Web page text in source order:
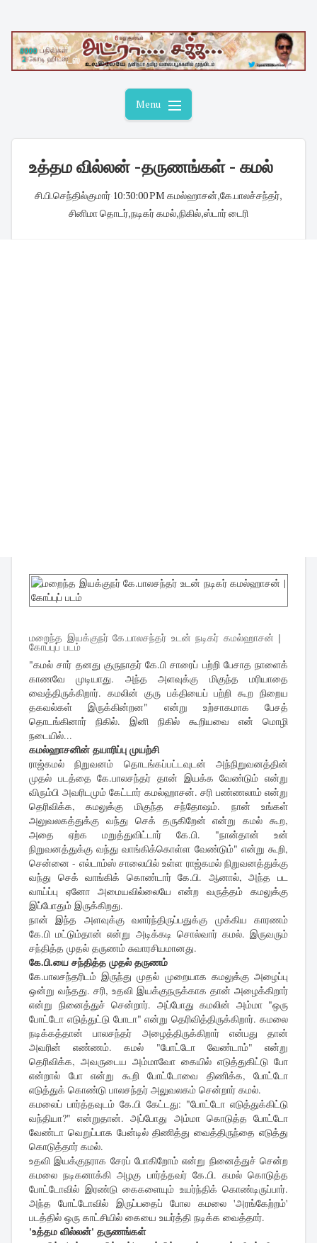
content
Menu
உத்தம வில்லன் -தருணங்கள் - கமல்
சி.பி.செந்தில்குமார் 10:30:00 PM கமல்ஹாசன்,கே.பாலச்சந்தர்,
சினிமா தொடர்,நடிகர் கமல்,நிகில்,ஸ்டார் டைரி
மறைந்த இயக்குநர் கே.பாலசந்தர் உடன் நடிகர் கமல்ஹாசன் |
கோப்புப் படம்
"கமல் சார் தனது குருநாதர் கே.பி சாரைப் பற்றி பேசாத நாளைக்
காணவே முடியாது. அந்த அளவுக்கு மிகுந்த மரியாதை
வைத்திருக்கிறார். கமலின் குரு பக்தியைப் பற்றி கூற நிறைய
தகவல்கள் இருக்கின்றன" என்று உற்சாகமாக பேசத்
தொடங்கினார் நிகில். இனி நிகில் கூறியவை என் மொழி
நடையில்...
கமல்ஹாசனின் தயாரிப்பு முயற்சி
ராஜ்கமல் நிறுவனம் தொடங்கப்பட்டவுடன் அந்நிறுவனத்தின்
முதல் படத்தை கே.பாலசந்தர் தான் இயக்க வேண்டும் என்று
விரும்பி அவரிடமும் கேட்டார் கமல்ஹாசன். சரி பண்ணலாம் என்று
தெரிவிக்க, கமலுக்கு மிகுந்த சந்தோஷம். நான் உங்கள்
அலுவலகத்துக்கு வந்து செக் தருகிறேன் என்று கமல் கூற,
அதை ஏற்க மறுத்துவிட்டார் கே.பி. "நான்தான் உன்
நிறுவனத்துக்கு வந்து வாங்கிக்கொள்ள வேண்டும்" என்று கூறி,
சென்னை - எல்டாம்ஸ் சாலையில் உள்ள ராஜ்கமல் நிறுவனத்துக்கு
வந்து செக் வாங்கிக் கொண்டார் கே.பி. ஆனால், அந்த பட
வாய்ப்பு ஏனோ அமையவில்லையே என்ற வருத்தம் கமலுக்கு
இப்போதும் இருக்கிறது.
நான் இந்த அளவுக்கு வளர்ந்திருப்பதுக்கு முக்கிய காரணம்
கே.பி மட்டும்தான் என்று அடிக்கடி சொல்வார் கமல். இருவரும்
சந்தித்த முதல் தருணம் சுவாரசியமானது.
கே.பி.யை சந்தித்த முதல் தருணம்
கே.பாலசந்தரிடம் இருந்து முதல் முறையாக கமலுக்கு அழைப்பு
ஒன்று வந்தது. சரி, உதவி இயக்குநருக்காக தான் அழைக்கிறார்
என்று நினைத்துச் சென்றார். அப்போது கமலின் அம்மா "ஒரு
போட்டோ எடுத்துட்டு போடா" என்று தெரிவித்திருக்கிறார். கமலை
நடிக்கத்தான் பாலசந்தர் அழைத்திருக்கிறார் என்பது தான்
அவரின் எண்ணம். கமல் "போட்டோ வேண்டாம்" என்று
தெரிவிக்க, அவருடைய அம்மாவோ கையில் எடுத்துகிட்டு போ
என்றால் போ என்று கூறி போட்டோவை திணிக்க, போட்டோ
எடுத்துக் கொண்டு பாலசந்தர் அலுவலகம் சென்றார் கமல்.
கமலைப் பார்த்தவுடம் கே.பி கேட்டது: "போட்டோ எடுத்துக்கிட்டு
வந்தியா?" என்றுதான். அப்போது அம்மா கொடுத்த போட்டோ
வேண்டா வெறுப்பாக பேன்டில் திணித்து வைத்திருந்தை எடுத்து
கொடுத்தார் கமல்.
உதவி இயக்குநராக சேரப் போகிறோம் என்று நினைத்துச் சென்ற
கமலை நடிகனாக்கி அழகு பார்த்தவர் கே.பி. கமல் கொடுத்த
போட்டோவில் இரண்டு கைகளையும் உயர்ந்திக் கொண்டிருப்பார்.
அந்த போட்டோவில் இருப்பதைப் போல கமலை 'அரங்கேற்றம்'
படத்தில் ஒரு காட்சியில் கையை உயர்த்தி நடிக்க வைத்தார்.
'உத்தம வில்லன்' தருணங்கள்